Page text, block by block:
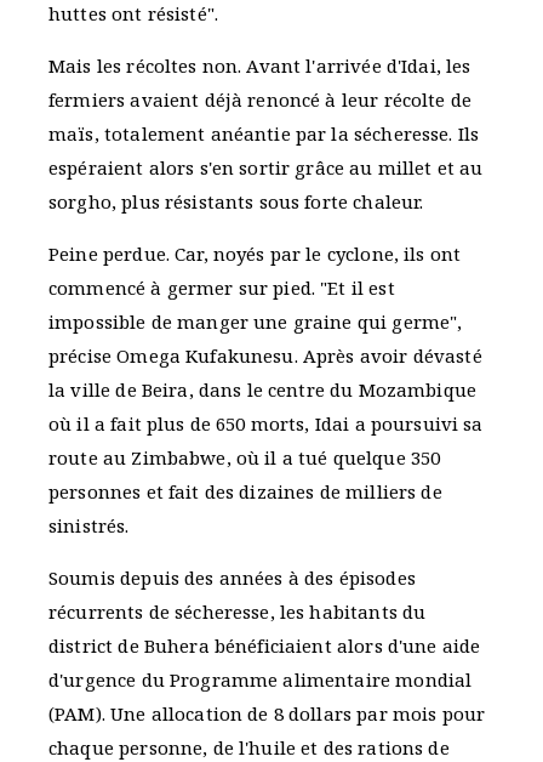
huttes ont résisté".
Mais les récoltes non. Avant l'arrivée d'Idai, les
fermiers avaient déjà renoncé à leur récolte de
maïs, totalement anéantie par la sécheresse. Ils
espéraient alors s'en sortir grâce au millet et au
sorgho, plus résistants sous forte chaleur.
Peine perdue. Car, noyés par le cyclone, ils ont
commencé à germer sur pied. "Et il est
impossible de manger une graine qui germe",
précise Omega Kufakunesu. Après avoir dévasté
la ville de Beira, dans le centre du Mozambique
où il a fait plus de 650 morts, Idai a poursuivi sa
route au Zimbabwe, où il a tué quelque 350
personnes et fait des dizaines de milliers de
sinistrés.
Soumis depuis des années à des épisodes
récurrents de sécheresse, les habitants du
district de Buhera bénéficiaient alors d'une aide
d'urgence du Programme alimentaire mondial
(PAM). Une allocation de 8 dollars par mois pour
chaque personne, de l'huile et des rations de